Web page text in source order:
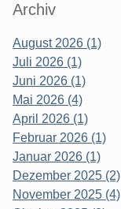
Archiv
August 2026 (1)
Juli 2026 (1)
Juni 2026 (1)
Mai 2026 (4)
April 2026 (1)
Februar 2026 (1)
Januar 2026 (1)
Dezember 2025 (2)
November 2025 (4)